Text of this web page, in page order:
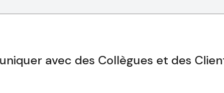
avec des Collègues et des